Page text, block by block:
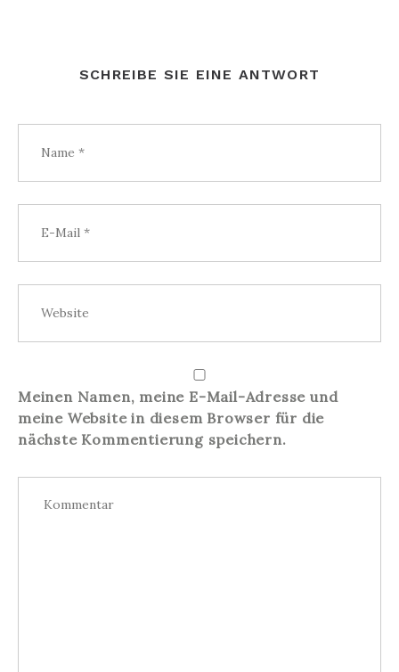
SCHREIBE SIE EINE ANTWORT
Meinen Namen, meine E-Mail-Adresse und
meine Website in diesem Browser für die
nächste Kommentierung speichern.